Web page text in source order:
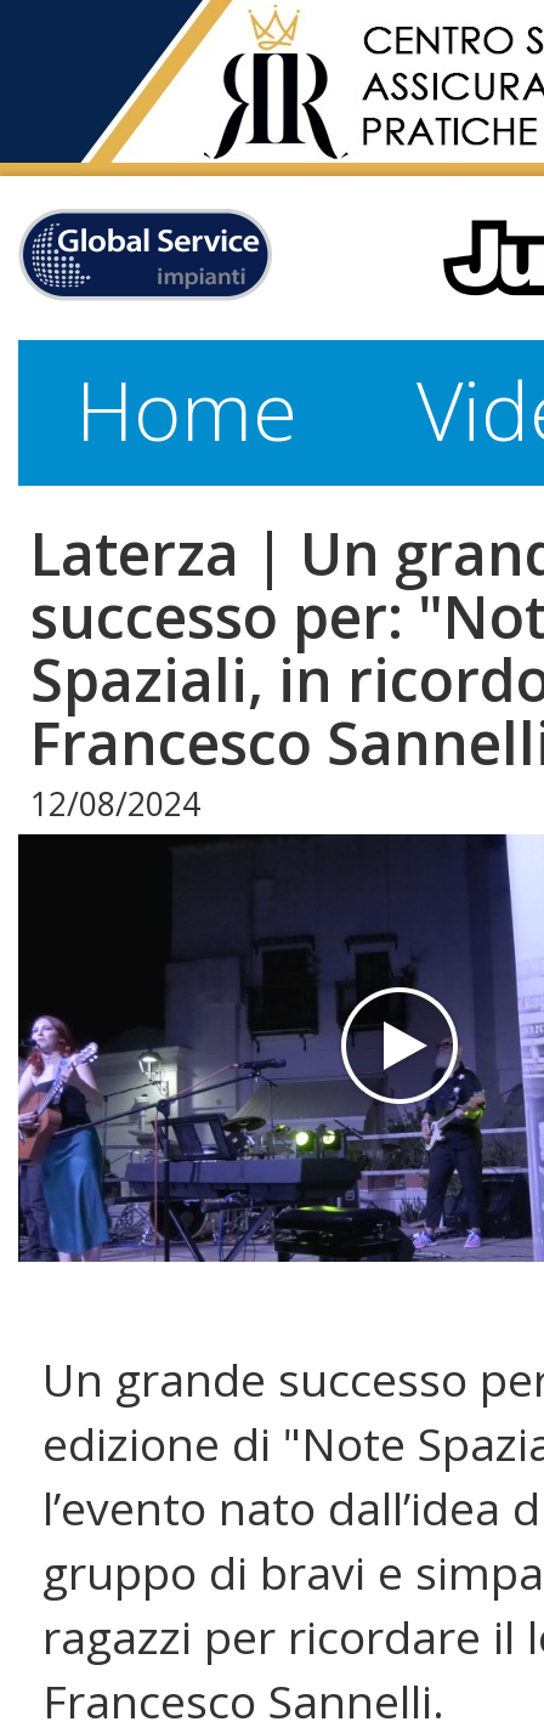
Home
Laterza | Un
successo per:
Spaziali, in
Francesco
12/08/2024
Un grande successo
edizione di "Note
l’evento nato dall’idea
gruppo di bravi e
ragazzi per ricordare il
Francesco Sannelli.